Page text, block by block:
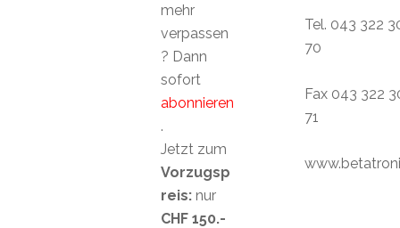
Tel. 043 322
70
Fax 043 322
71
mehr
verpassen
? Dann
sofort
abonnieren
.
Jetzt zum
Vorzugsp
reis: nur
CHF 150.-